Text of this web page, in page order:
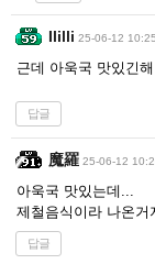
Ililli 25-06-12 10:25
근데 아욱국 맛있긴
답글
魔羅 25-06-12
아욱국 맛있는데...
제철음식이라 나온
답글